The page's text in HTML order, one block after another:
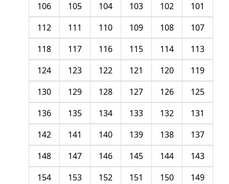
101
102
103
104
105
106
107
108
109
110
111
112
113
114
115
116
117
118
119
120
121
122
123
124
125
126
127
128
129
130
131
132
133
134
135
136
137
138
139
140
141
142
143
144
145
146
147
148
149
150
151
152
153
154